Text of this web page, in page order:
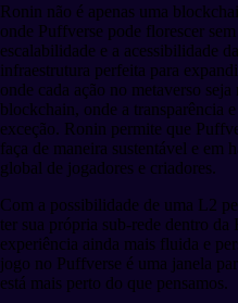
Ronin não é apenas uma
onde Puffverse pode florescer
escalabilidade e a acessibilidade
infraestrutura perfeita para
onde cada ação no metaverso
blockchain, onde a transparência
exceção. Ronin permite que
faça de maneira sustentável e em
global de jogadores e criadores.
Com a possibilidade de uma L2
ter sua própria sub-rede dentro
experiência ainda mais fluida e
jogo no Puffverse é uma janela
está mais perto do que pensamos.